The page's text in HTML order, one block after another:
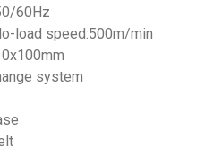
60Hz
load speed:500m/min
system